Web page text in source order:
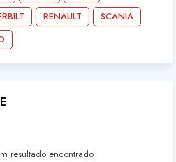
RENAULT
SCANIA
resultado encontrado